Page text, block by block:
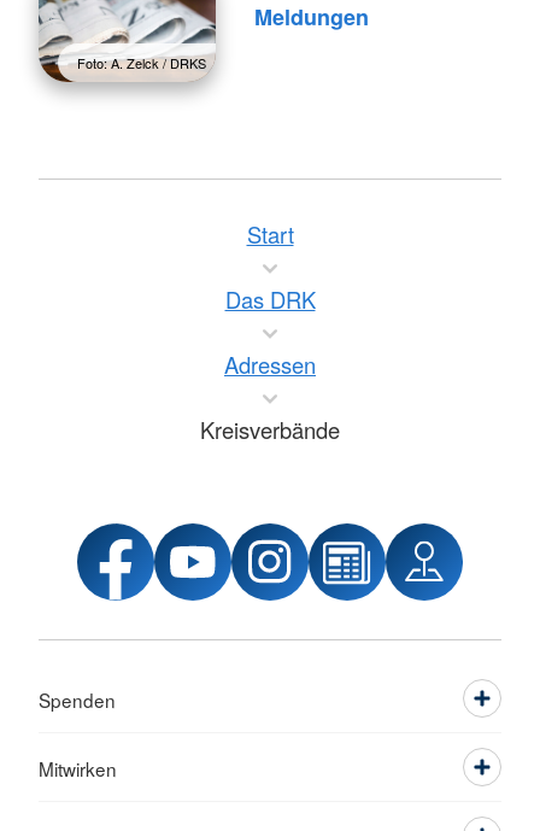
Foto: A. Zelck / DRKS
Meldungen
Start
Das DRK
Adressen
Kreisverbände
Spenden
Mitwirken